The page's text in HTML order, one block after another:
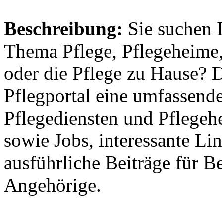
Beschreibung: Sie suchen
Thema Pflege,
oder die Pflege zu Hause?
Pflegportal eine
Pflegediensten und
sowie Jobs, interessante
ausführliche Beiträge für
Angehörige.